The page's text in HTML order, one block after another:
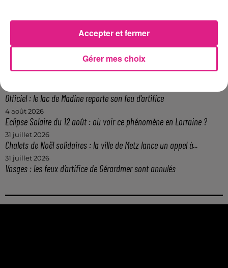
Metz : une distribution de lunette gratuite pour voir l’éclipse
Casting de Woof : l'Euro-Métropole de Metz part à la recherche de...
Officiel : Gauthier Hein quitte le FC Metz pour l'OGC Nice
Officiel : le lac de Madine reporte son feu d’artifice
4 août 2026
Eclipse Solaire du 12 août : où voir ce phénomène en Lorraine ?
31 juillet 2026
Chalets de Noël solidaires : la ville de Metz lance un appel à...
31 juillet 2026
Vosges : les feux d’artifice de Gérardmer sont annulés
Gérer mes choix
Accepter et fermer